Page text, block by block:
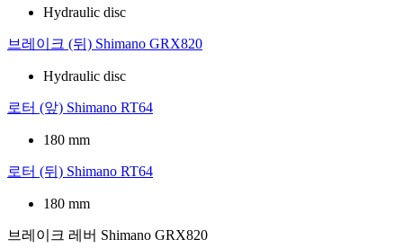
Hydraulic disc
브레이크 (뒤) Shimano GRX820
Hydraulic disc
로터 (앞) Shimano RT64
180 mm
로터 (뒤) Shimano RT64
180 mm
브레이크 레버 Shimano GRX820